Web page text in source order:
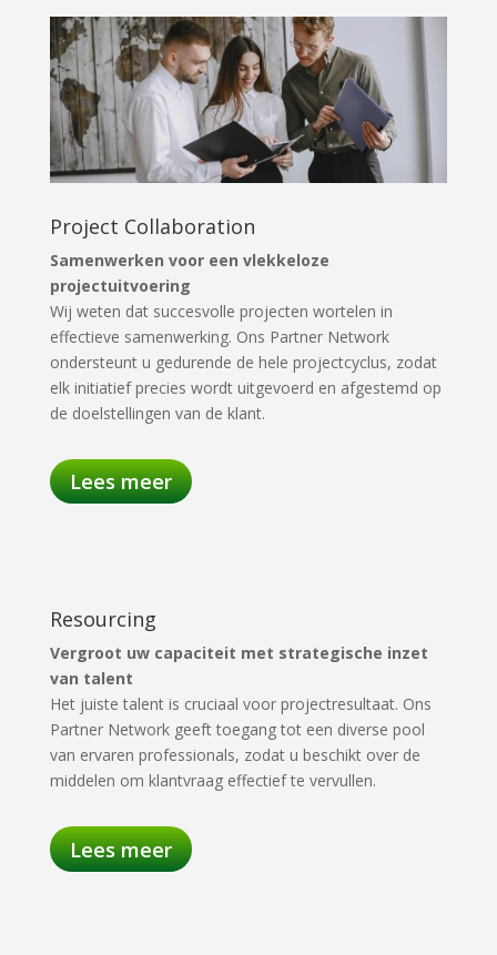
Project Collaboration
Samenwerken voor een vlekkeloze
projectuitvoering
Wij weten dat succesvolle projecten wortelen in
effectieve samenwerking. Ons Partner Network
ondersteunt u gedurende de hele projectcyclus, zodat
elk initiatief precies wordt uitgevoerd en afgestemd op
de doelstellingen van de klant.
Lees meer
Resourcing
Vergroot uw capaciteit met strategische inzet
van talent
Het juiste talent is cruciaal voor projectresultaat. Ons
Partner Network geeft toegang tot een diverse pool
van ervaren professionals, zodat u beschikt over de
middelen om klantvraag effectief te vervullen.
Lees meer